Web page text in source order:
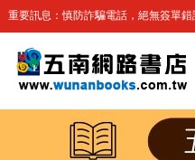
重要訊息：慎防詐騙電話，絕無簽單